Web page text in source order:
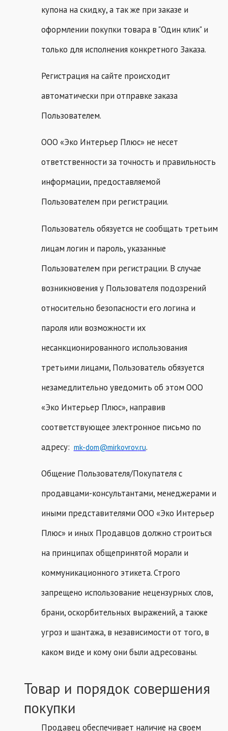
купона на скидку, а так же при заказе и
оформлении покупки товара в "Один клик" и
только для исполнения конкретного Заказа.
Регистрация на сайте происходит
автоматически при отправке заказа
Пользователем.
ООО «Эко Интерьер Плюс» не несет
ответственности за точность и правильность
информации, предоставляемой
Пользователем при регистрации.
Пользователь обязуется не сообщать третьим
лицам логин и пароль, указанные
Пользователем при регистрации. В случае
возникновения у Пользователя подозрений
относительно безопасности его логина и
пароля или возможности их
несанкционированного использования
третьими лицами, Пользователь обязуется
незамедлительно уведомить об этом ООО
«Эко Интерьер Плюс», направив
соответствующее электронное письмо по
адресу: mk-dom@mirkovrov.ru.
Общение Пользователя/Покупателя с
продавцами-консультантами, менеджерами и
иными представителями ООО «Эко Интерьер
Плюс» и иных Продавцов должно строиться
на принципах общепринятой морали и
коммуникационного этикета. Строго
запрещено использование нецензурных слов,
брани, оскорбительных выражений, а также
угроз и шантажа, в независимости от того, в
каком виде и кому они были адресованы.
Товар и порядок совершения
покупки
Продавец обеспечивает наличие на своем